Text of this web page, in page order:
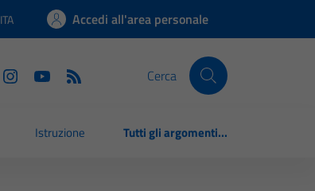
Lingua attiva:
ITA Accedi all'area personale
Cerca
Istruzione Tutti gli argomenti...